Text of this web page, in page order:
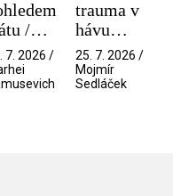
/
7. 2026 /
trauma v
hávu
spektáklu
/ Odyssea
25. 7. 2026 /
Mojmír
Sedláček